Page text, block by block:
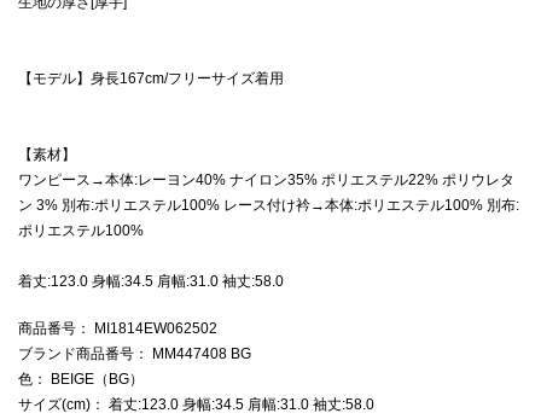
【モデル】身長167cm/フリーサイズ着用
【素材】
ワンピース→本体:レーヨン40% ナイロン35% ポリエステル22% ポリウレタ
ン 3% 別布:ポリエステル100% レース付け衿→本体:ポリエステル100% 別布:
ポリエステル100%
着丈:123.0 身幅:34.5 肩幅:31.0 袖丈:58.0
商品番号 ： MI1814EW062502
ブランド商品番号 ： MM447408 BG
色 ： BEIGE（BG）
サイズ(cm) ： 着丈:123.0 身幅:34.5 肩幅:31.0 袖丈:58.0